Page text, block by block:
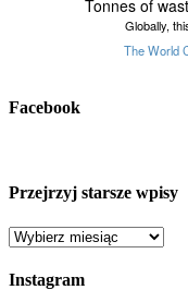
Facebook
Przejrzyj starsze wpisy
Przejrzyj
wpisy
Instagram